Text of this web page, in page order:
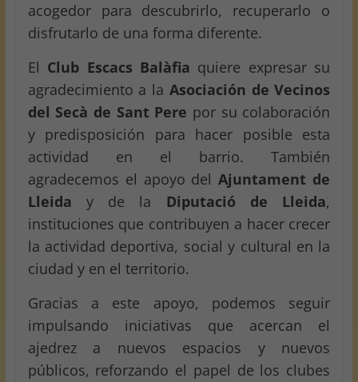
acogedor para descubrirlo, recuperarlo o
disfrutarlo de una forma diferente.
El Club Escacs Balàfia quiere expresar su
agradecimiento a la Asociación de Vecinos
del Secà de Sant Pere por su colaboración
y predisposición para hacer posible esta
actividad en el barrio. También
agradecemos el apoyo delAjuntament de
Lleida y de la Diputació de Lleida,
instituciones que contribuyen a hacer crecer
la actividad deportiva, social y cultural en la
ciudad y en el territorio.
Gracias a este apoyo, podemos seguir
impulsando iniciativas que acercan el
ajedrez a nuevos espacios y nuevos
públicos, reforzando el papel de los clubes